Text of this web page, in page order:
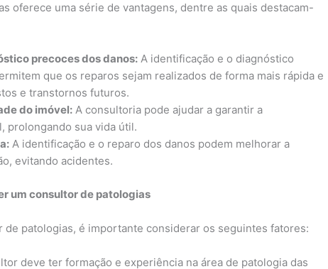
oferece uma série de vantagens, dentre as quais destacam-
precoces dos danos: A identificação e o diagnóstico
que os reparos sejam realizados de forma mais rápida e
e transtornos futuros.
do imóvel: A consultoria pode ajudar a garantir a
prolongando sua vida útil.
A identificação e o reparo dos danos podem melhorar a
evitando acidentes.
um consultor de patologias
de patologias, é importante considerar os seguintes fatores:
deve ter formação e experiência na área de patologia das